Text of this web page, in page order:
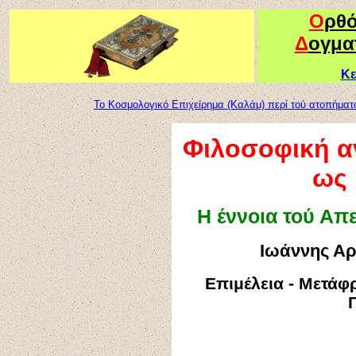
Ο
Δ
Το Κοσμολογικό Επιχείρημα (Καλάμ) περί τού
Φιλοσοφική
ως
Η έννοια τού
Ιωάννης
Επιμέλεια -